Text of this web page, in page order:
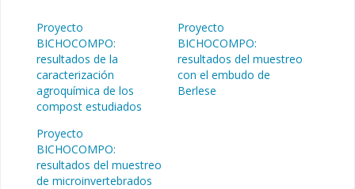
Proyecto
BICHOCOMPO:
resultados de la
caracterización
agroquímica de los
compost estudiados
Proyecto
BICHOCOMPO:
resultados del muestreo
con el embudo de
Berlese
Proyecto
BICHOCOMPO:
resultados del muestreo
de microinvertebrados